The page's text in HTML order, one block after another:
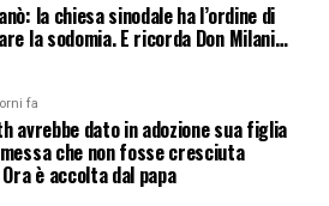
la chiesa sinodale ha l’ordine di
la sodomia. E ricorda Don Milani…
fa
avrebbe dato in adozione sua figlia
che non fosse cresciuta
è accolta dal papa